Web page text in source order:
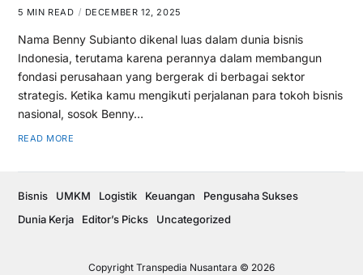
5 MIN READ DECEMBER 12, 2025
Nama Benny Subianto dikenal luas dalam dunia bisnis
Indonesia, terutama karena perannya dalam membangun
fondasi perusahaan yang bergerak di berbagai sektor
strategis. Ketika kamu mengikuti perjalanan para tokoh bisnis
nasional, sosok Benny…
READ MORE
Copyright Transpedia Nusantara © 2026
Bisnis UMKM Logistik Keuangan
Pengusaha Sukses
Dunia Kerja
Editor’s Picks Uncategorized